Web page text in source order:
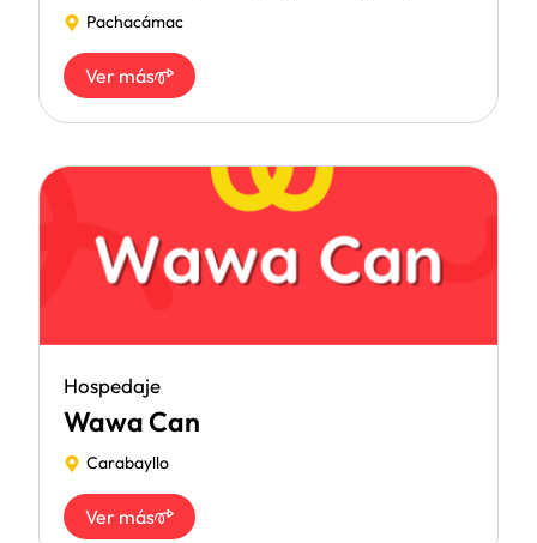
Pachacámac
Ver más
Hospedaje
Wawa Can
Carabayllo
Ver más